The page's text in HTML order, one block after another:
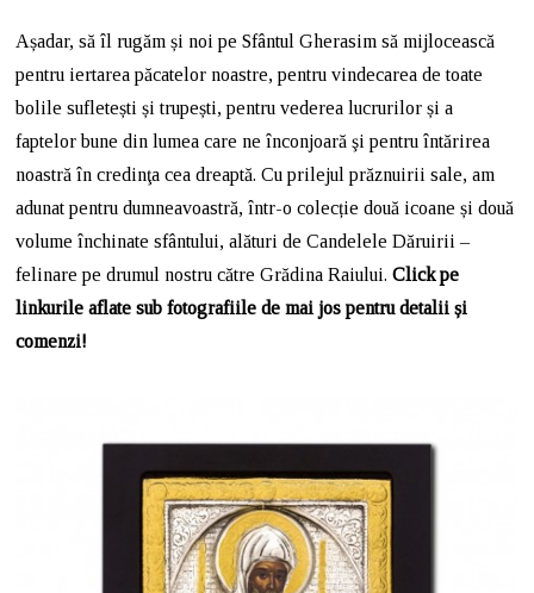
Așadar, să îl rugăm și noi pe Sfântul Gherasim să mijlocească
pentru iertarea păcatelor noastre, pentru vindecarea de toate
bolile sufletești și trupești, pentru vederea lucrurilor și a
faptelor bune din lumea care ne înconjoară şi pentru întărirea
noastră în credinţa cea dreaptă. Cu prilejul prăznuirii sale, am
adunat pentru dumneavoastră, într-o colecție două icoane și două
volume închinate sfântului, alături de Candelele Dăruirii –
felinare pe drumul nostru către Grădina Raiului.Click pe
linkurile aflate sub fotografiile de mai jos pentru detalii și
comenzi!